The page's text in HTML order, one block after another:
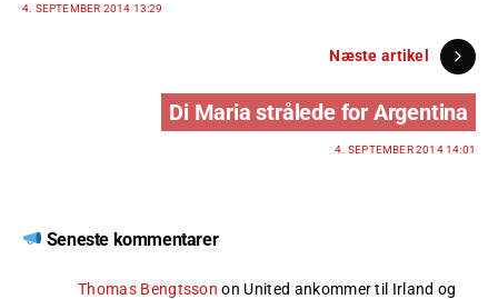
4. SEPTEMBER 2014 13:29
Næste artikel
Di Maria strålede for Argentina
4. SEPTEMBER 2014 14:01
Seneste kommentarer
Thomas Bengtsson on United ankommer til Irland og